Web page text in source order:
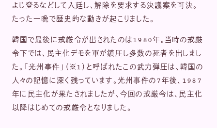
よじ登るなどして入廷し、解除を要求する決議案を可決。
たった一晩で歴史的な動きが起こりました。
韓国で最後に戒厳令が出されたのは1980年。当時の戒厳
令下では、民主化デモを軍が鎮圧し多数の死者を出しまし
た。「光州事件」（※1）と呼ばれたこの武力弾圧は、韓国の
人々の記憶に深く残っています。光州事件の7年後、1987
年に民主化が果たされましたが、今回の戒厳令は、民主化
以降はじめての戒厳令となりました。